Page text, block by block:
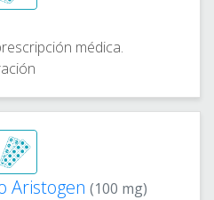
médica.
Aristogen (100 mg)